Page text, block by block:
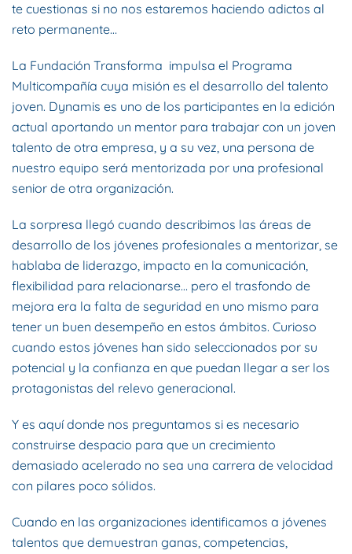
te cuestionas si no nos estaremos haciendo adictos al
reto permanente…
La Fundación Transforma impulsa el Programa
Multicompañía cuya misión es el desarrollo del talento
joven. Dynamis es uno de los participantes en la edición
actual aportando un mentor para trabajar con un joven
talento de otra empresa, y a su vez, una persona de
nuestro equipo será mentorizada por una profesional
senior de otra organización.
La sorpresa llegó cuando describimos las áreas de
desarrollo de los jóvenes profesionales a mentorizar, se
hablaba de liderazgo, impacto en la comunicación,
flexibilidad para relacionarse… pero el trasfondo de
mejora era la falta de seguridad en uno mismo para
tener un buen desempeño en estos ámbitos. Curioso
cuando estos jóvenes han sido seleccionados por su
potencial y la confianza en que puedan llegar a ser los
protagonistas del relevo generacional.
Y es aquí donde nos preguntamos si es necesario
construirse despacio para que un crecimiento
demasiado acelerado no sea una carrera de velocidad
con pilares poco sólidos.
Cuando en las organizaciones identificamos a jóvenes
talentos que demuestran ganas, competencias,